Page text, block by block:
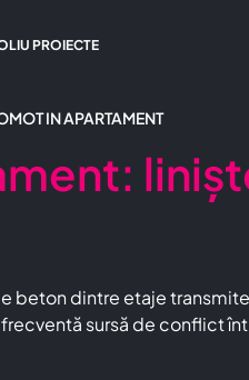
PROIECTE
IN APARTAMENT
beton dintre etaje
sursă de conflict